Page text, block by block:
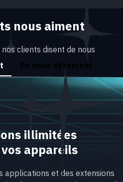
nous aiment
clients disent de nous
Ils nous détestent
illimitées
vos appareils
applications et des extensions